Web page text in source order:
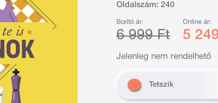
Oldalszám: 240
Borító ár:
6 999 Ft
Online ár:
5
Jelenleg nem rendelhető
Tetszik